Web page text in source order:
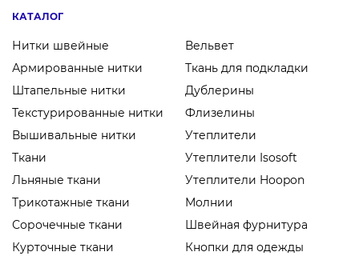
КАТАЛОГ
Нитки швейные
Армированные нитки
Штапельные нитки
Текстурированные нитки
Вышивальные нитки
Ткани
Льняные ткани
Трикотажные ткани
Сорочечные ткани
Курточные ткани
Вельвет
Ткань для подкладки
Дублерины
Флизелины
Утеплители
Утеплители Isosoft
Утеплители Hoopon
Молнии
Швейная фурнитура
Кнопки для одежды